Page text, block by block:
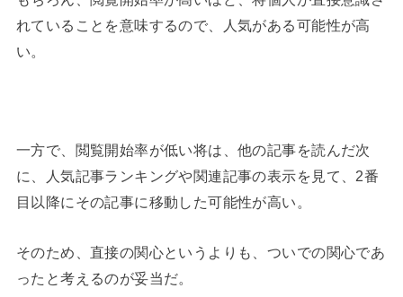
れていることを意味するので、人気がある可能性が高
い。
一方で、閲覧開始率が低い将は、他の記事を読んだ次
に、人気記事ランキングや関連記事の表示を見て、2番
目以降にその記事に移動した可能性が高い。
そのため、直接の関心というよりも、ついでの関心であ
ったと考えるのが妥当だ。